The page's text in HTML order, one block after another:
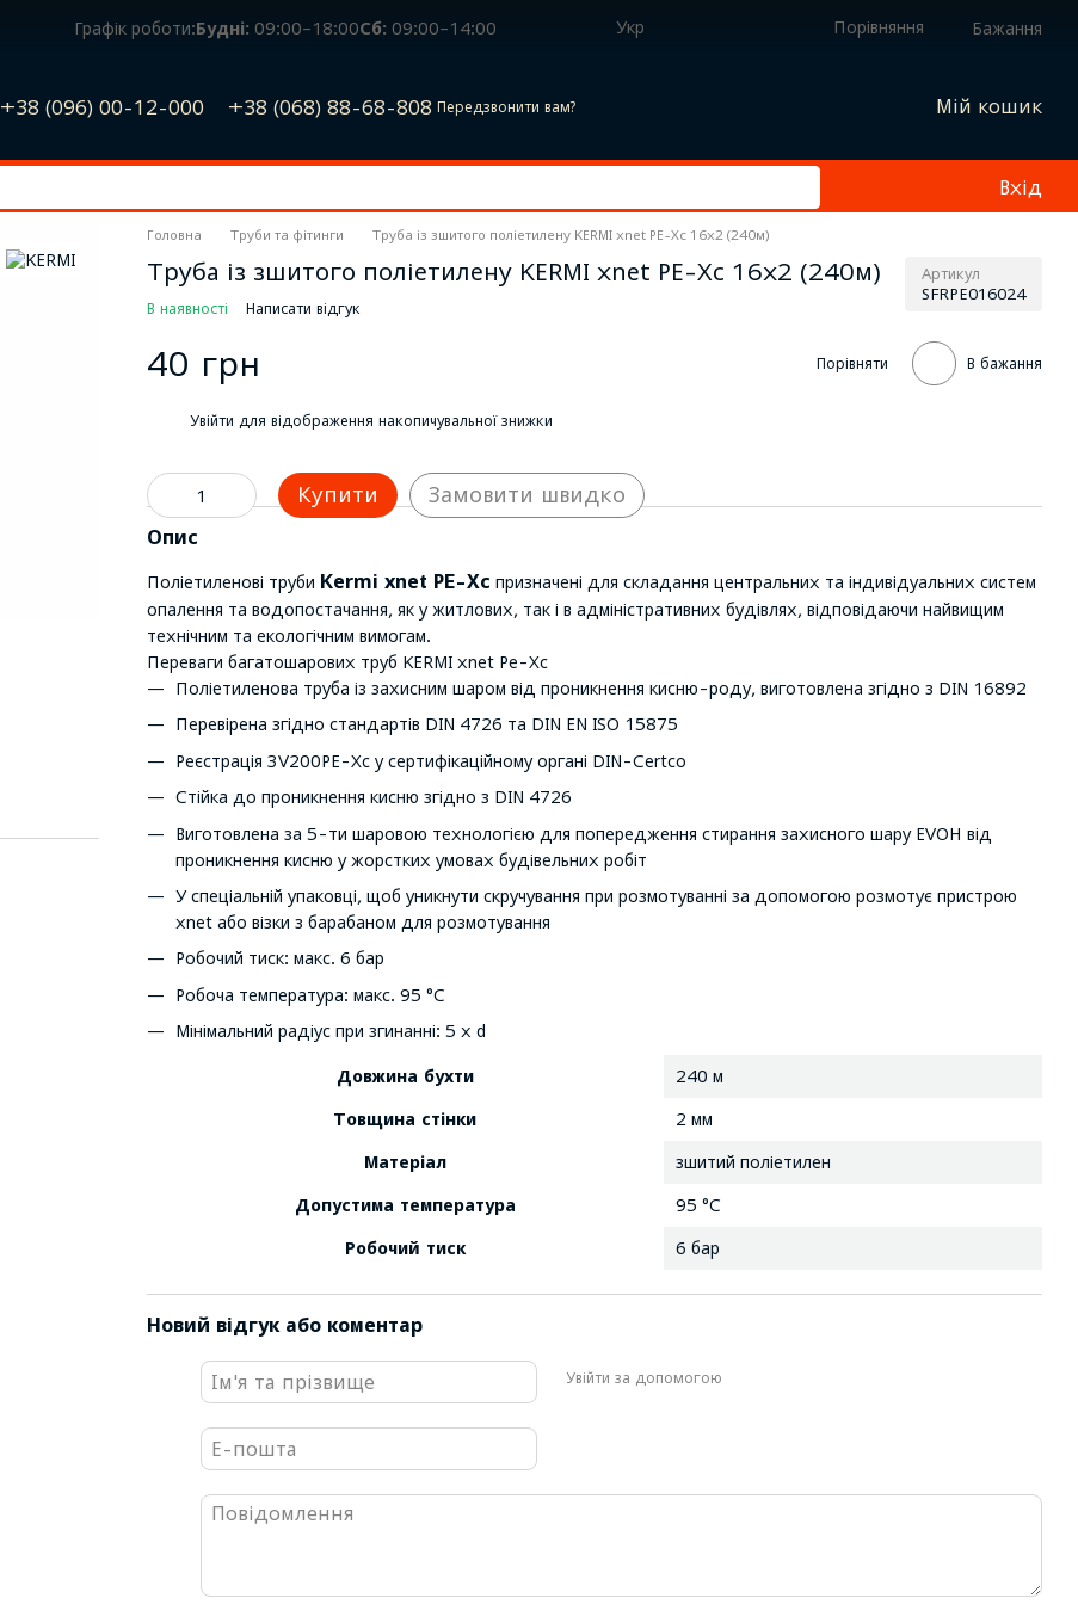
Графік роботи:Будні: 09:00–18:00Сб: 09:00–14:00 Укр Порівняння Бажання
+38 (096) 00-12-000 +38 (068) 88-68-808 Передзвонити вам? Мій кошик
Вхід
Головна Труби та фітинги Труба із зшитого поліетилену KERMI xnet PE-Xc 16x2 (240м)
Труба із зшитого поліетилену KERMI xnet PE-Xc 16x2 (240м) Артикул
SFRPE016024
В наявності Написати відгук
40 грн Порівняти В бажання
Увійти для відображення накопичувальної знижки
Купити Замовити швидко
Опис
Поліетиленові труби Kermi xnet PE-Xc призначені для складання центральних та індивідуальних систем
опалення та водопостачання, як у житлових, так і в адміністративних будівлях, відповідаючи найвищим
технічним та екологічним вимогам.
Переваги багатошарових труб KERMI xnet Pe-Xc
Поліетиленова труба із захисним шаром від проникнення кисню-роду, виготовлена згідно з DIN 16892
Перевірена згідно стандартів DIN 4726 та DIN EN ISO 15875
Реєстрація 3V200PE-Xc у сертифікаційному органі DIN-Certco
Стійка до проникнення кисню згідно з DIN 4726
Виготовлена за 5-ти шаровою технологією для попередження стирання захисного шару EVOH від
проникнення кисню у жорстких умовах будівельних робіт
У спеціальній упаковці, щоб уникнути скручування при розмотуванні за допомогою розмотує пристрою
xnet або візки з барабаном для розмотування
Робочий тиск: макс. 6 бар
Робоча температура: макс. 95 °C
Мінімальний радіус при згинанні: 5 x d
Довжина бухти 240 м
Товщина стінки 2 мм
Матеріал зшитий поліетилен
Допустима температура 95 °C
Робочий тиск 6 бар
Новий відгук або коментар
Увійти за допомогою